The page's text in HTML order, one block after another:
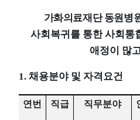
가화의료재단 동원병
사회복귀를 통한 사회통
애정이 많
1. 채용분야 및 자격요건
연번 직급 직무분야